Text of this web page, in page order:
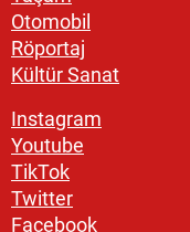
Otomobil
Röportaj
Kültür Sanat
Instagram
Youtube
TikTok
Twitter
Facebook